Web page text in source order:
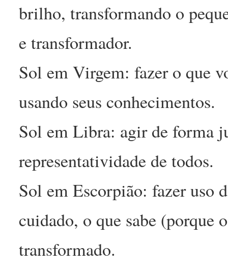
brilho, transformando o
e transformador.
Sol em Virgem: fazer o que
usando seus conhecimentos.
Sol em Libra: agir de forma
representatividade de todos.
Sol em Escorpião: fazer uso
cuidado, o que sabe (porque
transformado.